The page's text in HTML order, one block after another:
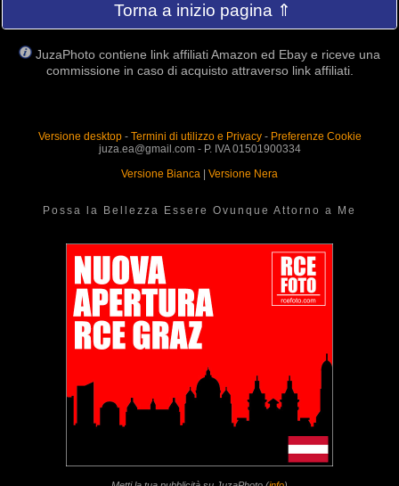
Torna a inizio pagina ⇑
JuzaPhoto contiene link affiliati Amazon ed Ebay e riceve una
commissione in caso di acquisto attraverso link affiliati.
Versione desktop- Termini di utilizzo e Privacy- Preferenze Cookie
juza.ea@gmail.com - P. IVA 01501900334
Versione Bianca
Versione Nera
Possa la Bellezza Essere Ovunque Attorno a Me